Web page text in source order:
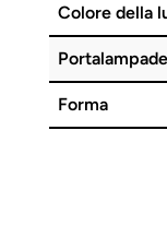
Colore della
Portalampade
Forma